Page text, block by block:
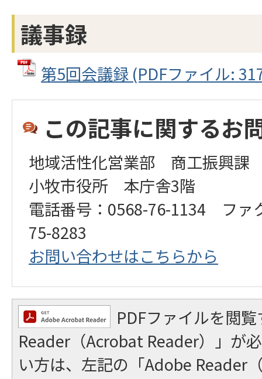
議事録
第5回会議録 (PDFファイル:
この記事に関するお
地域活性化営業部 商工振興課
小牧市役所 本庁舎3階
電話番号：0568-76-1134 ファ
75-8283
お問い合わせはこちらから
PDFファイルを閲
Reader（Acrobat Reader）」が
い方は、左記の「Adobe Reader